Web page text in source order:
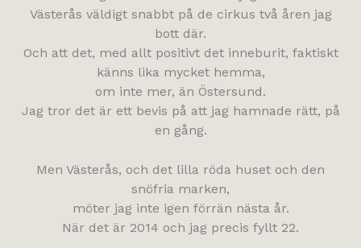
Västerås väldigt snabbt på de cirkus två åren jag
bott där.
Och att det, med allt positivt det inneburit, faktiskt
känns lika mycket hemma,
om inte mer, än Östersund.
Jag tror det är ett bevis på att jag hamnade rätt, på
en gång.
Men Västerås, och det lilla röda huset och den
snöfria marken,
möter jag inte igen förrän nästa år.
När det är 2014 och jag precis fyllt 22.